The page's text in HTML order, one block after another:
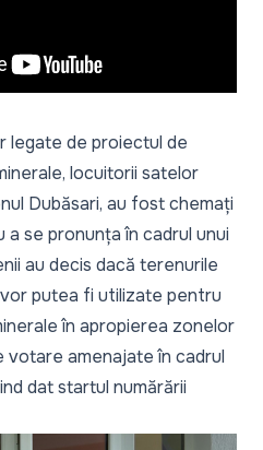
legate de proiectul de
locuitorii satelor
Dubăsari, au fost chemați
a se pronunța în cadrul unui
au decis dacă terenurile
putea fi utilizate pentru
în apropierea zonelor
amenajate în cadrul
dat startul numărării